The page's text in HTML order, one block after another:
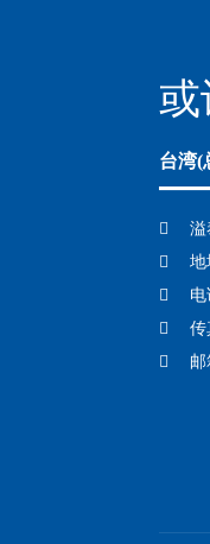
或
台湾(
溢
地
电
传